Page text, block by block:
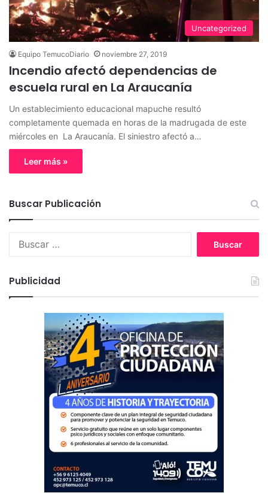
Uncategorized
Equipo TemucoDiario noviembre 27, 2019
Incendio afectó dependencias de
escuela rural en La Araucanía
Un establecimiento educacional mapuche resultó
completamente quemada en horas de la madrugada de este
miércoles en La Araucanía. El siniestro afectó a…
Leer más »
Buscar Publicación
:
Publicidad